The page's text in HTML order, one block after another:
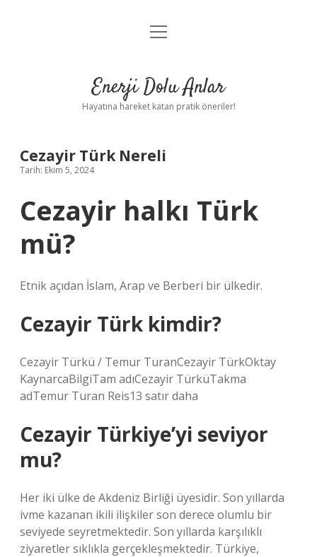
Anasayfa
Yasal Uyarı
menüyü
Enerji Dolu Anlar
Hayatına hareket katan pratik öneriler!
Cezayir Türk Nereli
Tarih: Ekim 5, 2024
Cezayir halkı Türk
mü?
Etnik açıdan İslam, Arap ve Berberi bir ülkedir.
Cezayir Türk kimdir?
Cezayir Türkü / Temur TuranCezayir TürkOktay
KaynarcaBilgiTam adıCezayir TürküTakma
adTemur Turan Reis13 satır daha
Cezayir Türkiye’yi seviyor
mu?
Her iki ülke de Akdeniz Birliği üyesidir. Son yıllarda
ivme kazanan ikili ilişkiler son derece olumlu bir
seviyede seyretmektedir. Son yıllarda karşılıklı
ziyaretler sıklıkla gerçekleşmektedir. Türkiye,